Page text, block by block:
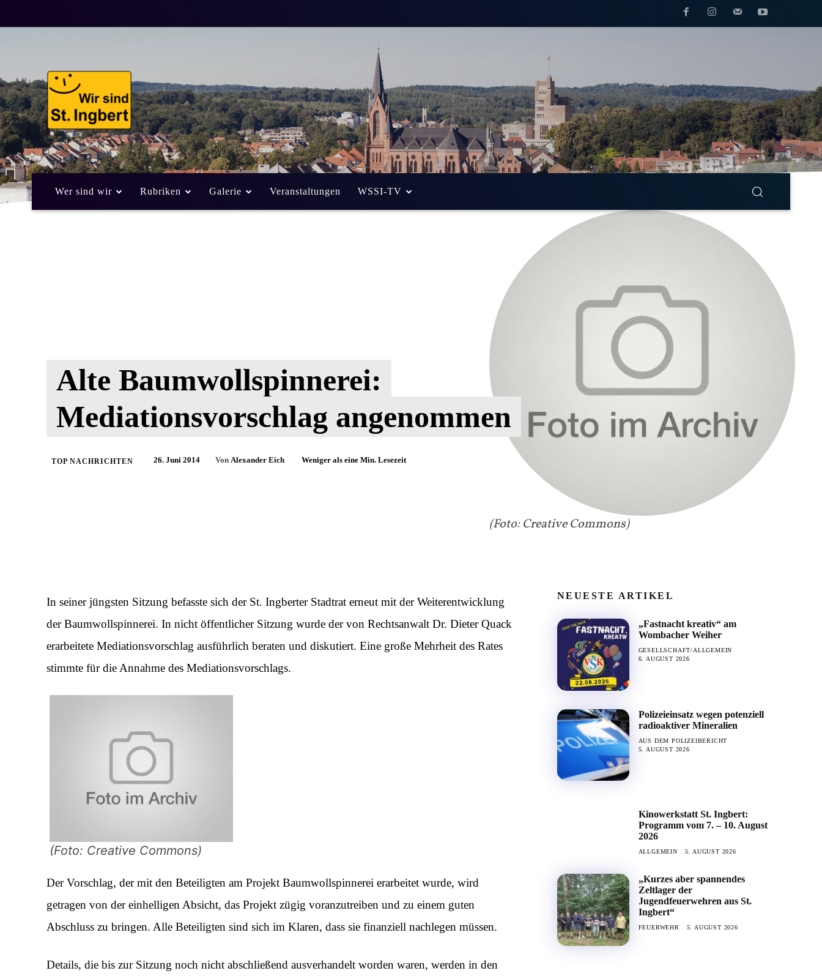
Wer sind wir Rubriken Galerie Veranstaltungen WSSI-TV
(Foto: Creative Commons)
Alte Baumwollspinnerei:
Mediationsvorschlag angenommen
TOP NACHRICHTEN 26. Juni 2014 Von Alexander Eich Weniger als eine Min. Lesezeit
In seiner jüngsten Sitzung befasste sich der St. Ingberter Stadtrat erneut mit der Weiterentwicklung
der Baumwollspinnerei. In nicht öffentlicher Sitzung wurde der von Rechtsanwalt Dr. Dieter Quack
erarbeitete Mediationsvorschlag ausführlich beraten und diskutiert. Eine große Mehrheit des Rates
stimmte für die Annahme des Mediationsvorschlags.
(Foto: Creative Commons)
Der Vorschlag, der mit den Beteiligten am Projekt Baumwollspinnerei erarbeitet wurde, wird
getragen von der einhelligen Absicht, das Projekt zügig voranzutreiben und zu einem guten
Abschluss zu bringen. Alle Beteiligten sind sich im Klaren, dass sie finanziell nachlegen müssen.
Details, die bis zur Sitzung noch nicht abschließend ausverhandelt worden waren, werden in den
NEUESTE ARTIKEL
„Fastnacht kreativ“ am
Wombacher Weiher
GESELLSCHAFT/ALLGEMEIN
6. AUGUST 2026
Polizeieinsatz wegen potenziell
radioaktiver Mineralien
AUS DEM POLIZEIBERICHT
5. AUGUST 2026
Kinowerkstatt St. Ingbert:
Programm vom 7. – 10. August
2026
ALLGEMEIN 5. AUGUST 2026
„Kurzes aber spannendes
Zeltlager der
Jugendfeuerwehren aus St.
Ingbert“
FEUERWEHR 5. AUGUST 2026